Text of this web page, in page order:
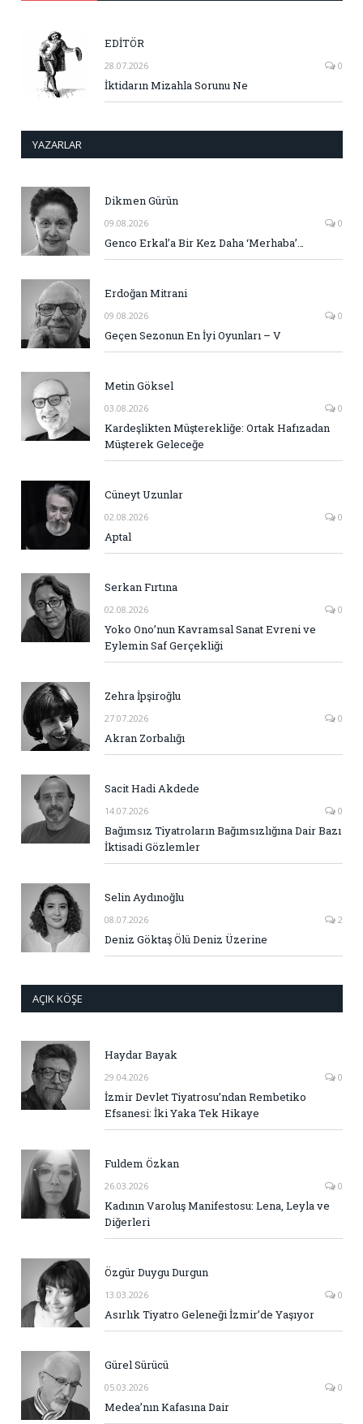
EDİTÖR
28.07.2026 0
İktidarın Mizahla Sorunu Ne
YAZARLAR
Dikmen Gürün
09.08.2026 0
Genco Erkal’a Bir Kez Daha ‘Merhaba’…
Erdoğan Mitrani
09.08.2026 0
Geçen Sezonun En İyi Oyunları – V
Metin Göksel
03.08.2026 0
Kardeşlikten Müşterekliğe: Ortak Hafızadan
Müşterek Geleceğe
Cüneyt Uzunlar
02.08.2026 0
Aptal
Serkan Fırtına
02.08.2026 0
Yoko Ono’nun Kavramsal Sanat Evreni ve
Eylemin Saf Gerçekliği
Zehra İpşiroğlu
27.07.2026 0
Akran Zorbalığı
Sacit Hadi Akdede
14.07.2026 0
Bağımsız Tiyatroların Bağımsızlığına Dair Bazı
İktisadi Gözlemler
Selin Aydınoğlu
08.07.2026 2
Deniz Göktaş Ölü Deniz Üzerine
AÇIK KÖŞE
Haydar Bayak
29.04.2026 0
İzmir Devlet Tiyatrosu’ndan Rembetiko
Efsanesi: İki Yaka Tek Hikaye
Fuldem Özkan
26.03.2026 0
Kadının Varoluş Manifestosu: Lena, Leyla ve
Diğerleri
Özgür Duygu Durgun
13.03.2026 0
Asırlık Tiyatro Geleneği İzmir’de Yaşıyor
Gürel Sürücü
05.03.2026 0
Medea’nın Kafasına Dair